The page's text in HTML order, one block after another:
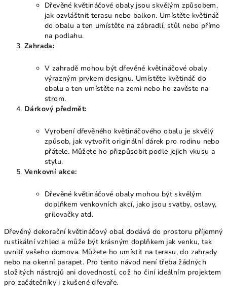
Dřevěné květináčové obaly jsou skvělým způsobem,
jak ozvláštnit terasu nebo balkon. Umístěte květináč
do obalu a ten umístěte na zábradlí, stůl nebo přímo
na podlahu.
Zahrada:
V zahradě mohou být dřevěné květináčové obaly
výrazným prvkem designu. Umístěte květináč do
obalu a ten umístěte na zemi nebo ho zavěste na
strom.
Dárkový předmět:
Vyrobení dřevěného květináčového obalu je skvělý
způsob, jak vytvořit originální dárek pro rodinu nebo
přátele. Můžete ho přizpůsobit podle jejich vkusu a
stylu.
Venkovní akce:
Dřevěné květináčové obaly mohou být skvělým
doplňkem venkovních akcí, jako jsou svatby, oslavy,
grilovačky atd.
Dřevěný dekorační květináčový obal dodává do prostoru příjemný
rustikální vzhled a může být krásným doplňkem jak venku, tak
uvnitř vašeho domova. Můžete ho umístit na terasu, do zahrady
nebo na okenní parapet. Pro tento návod není třeba žádných
složitých nástrojů ani dovedností, což ho činí ideálním projektem
pro začátečníky i zkušené dřevaře.